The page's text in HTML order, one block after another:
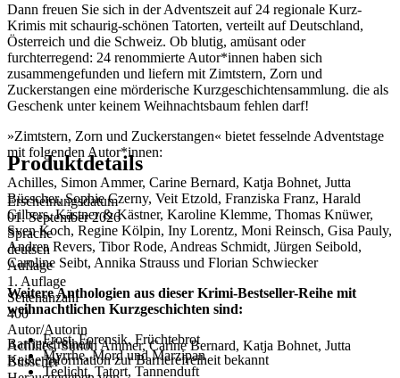
Dann freuen Sie sich in der Adventszeit auf 24 regionale Kurz-
Krimis mit schaurig-schönen Tatorten, verteilt auf Deutschland,
Österreich und die Schweiz. Ob blutig, amüsant oder
furchterregend: 24 renommierte Autor*innen haben sich
zusammengefunden und liefern mit Zimtstern, Zorn und
Zuckerstangen eine mörderische Kurzgeschichtensammlung. die als
Geschenk unter keinem Weihnachtsbaum fehlen darf!
»Zimtstern, Zorn und Zuckerstangen« bietet fesselnde Adventstage
mit folgenden Autor*innen:
Achilles, Simon Ammer, Carine Bernard, Katja Bohnet, Jutta
Büsscher, Sophie Czerny, Veit Etzold, Franziska Franz, Harald
Gilbers, Kästner & Kästner, Karoline Klemme, Thomas Knüwer,
Sven Koch, Regine Kölpin, Iny Lorentz, Moni Reinsch, Gisa Pauly,
Andrea Revers, Tibor Rode, Andreas Schmidt, Jürgen Seibold,
Caroline Seibt, Annika Strauss und Florian Schwiecker
Weitere Anthologien aus dieser Krimi-Bestseller-Reihe mit
weihnachtlichen Kurzgeschichten sind:
Frost, Forensik, Früchtebrot
Myrrhe, Mord und Marzipan
Teelicht, Tatort, Tannenduft
Produktdetails
Erscheinungsdatum
01. September 2026
Sprache
deutsch
Auflage
1. Auflage
Seitenanzahl
400
Autor/Autorin
Achilles, Simon Ammer, Carine Bernard, Katja Bohnet, Jutta
Büsscher
Barrierefreiheit
Keine Information zur Barrierefreiheit bekannt